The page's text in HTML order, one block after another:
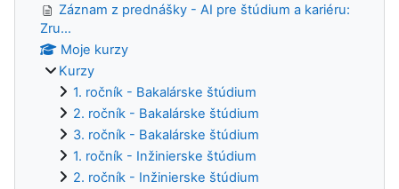
Záznam z prednášky - AI pre štúdium a kariéru:
Zru...
Moje kurzy
Kurzy
1. ročník - Bakalárske štúdium
2. ročník - Bakalárske štúdium
3. ročník - Bakalárske štúdium
1. ročník - Inžinierske štúdium
2. ročník - Inžinierske štúdium